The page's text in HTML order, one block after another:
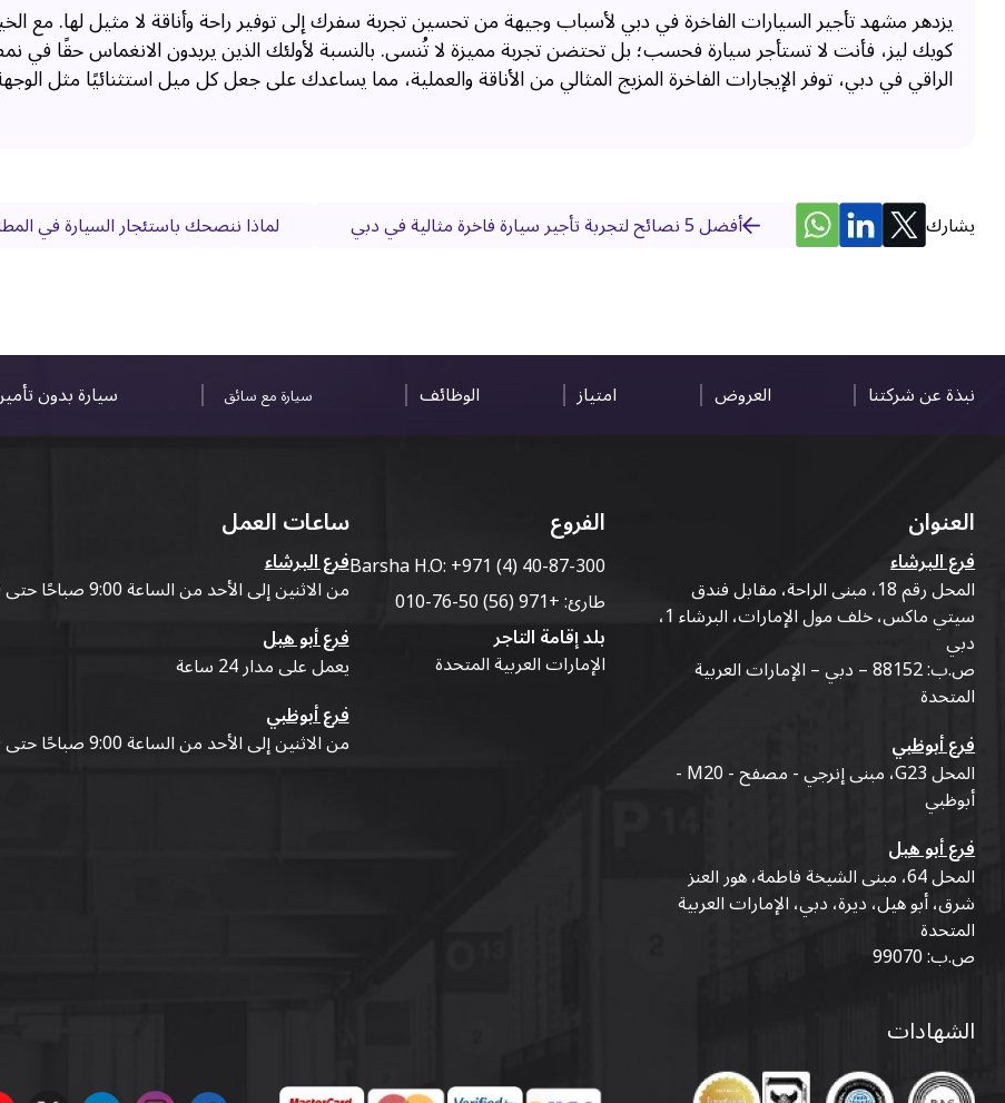
يزدهر مشهد تأجير السيارات الفاخرة في دبي لأسباب وجيهة من تحسين تجربة سفرك إلى توفير راحة وأناقة لا مثيل لها. مع
كويك ليز، فأنت لا تستأجر سيارة فحسب؛ بل تحتضن تجربة مميزة لا تُنسى. بالنسبة لأولئك الذين يريدون الانغماس حقًا في
الراقي في دبي، توفر الإيجارات الفاخرة المزيج المثالي من الأناقة والعملية، مما يساعدك على جعل كل ميل استثنائيًا مثل
يشارك أفضل 5 نصائح لتجربة تأجير سيارة فاخرة مثالية في دبي لماذا ننصحك باستئجار السيارة في
نبذة عن شركتنا العروض امتياز الوظائف سيارة مع سائق سيارة بدون
العنوان
فرع البرشاء
المحل رقم 18، مبنى الراحة، مقابل فندق
سيتي ماكس، خلف مول الإمارات، البرشاء 1،
دبي
ص.ب: 88152 – دبي – الإمارات العربية
المتحدة
فرع أبوظبي
المحل G23، مبنى إنرجي - مصفح - M20 -
أبوظبي
فرع أبو هيل
المحل 64، مبنى الشيخة فاطمة، هور العنز
شرق، أبو هيل، ديرة، دبي، الإمارات العربية
المتحدة
ص.ب: 99070
الفروع
Barsha H.O:+971 (4) 40-87-300
طارئ:+971 (56) 50-76-010
بلد إقامة التاجر
الإمارات العربية المتحدة
ساعات العمل
فرع البرشاء
من الاثنين إلى الأحد من الساعة 9:00 صباحًا حتى 07:00 مساءً
فرع أبو هيل
يعمل على مدار 24 ساعة
فرع أبوظبي
من الاثنين إلى الأحد من الساعة 9:00 صباحًا حتى 07:00 مساءً
الشهادات